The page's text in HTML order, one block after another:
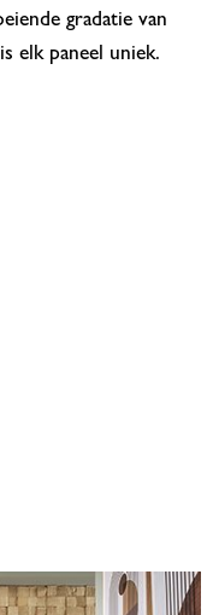
gradatie van
elk paneel uniek.